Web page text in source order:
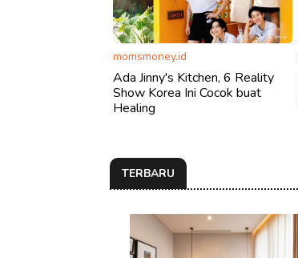
momsmoney.id
Ada Jinny's Kitchen, 6 Reality
Show Korea Ini Cocok buat
Healing
TERBARU